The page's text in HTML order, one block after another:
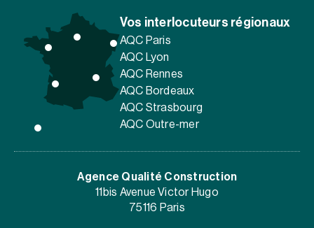
Vos interlocuteurs régionaux
AQC Paris
AQC Lyon
AQC Rennes
AQC Bordeaux
AQC Strasbourg
AQC Outre-mer
Agence Qualité Construction
11bis Avenue Victor Hugo
75116 Paris